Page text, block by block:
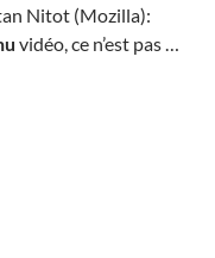
Nitot (Mozilla):
vidéo, ce n’est pas …